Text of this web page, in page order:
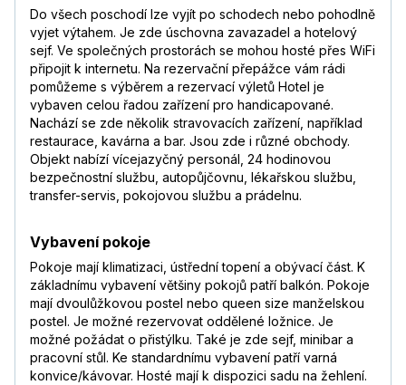
Do všech poschodí lze vyjít po schodech nebo pohodlně
vyjet výtahem. Je zde úschovna zavazadel a hotelový
sejf. Ve společných prostorách se mohou hosté přes WiFi
připojit k internetu. Na rezervační přepážce vám rádi
pomůžeme s výběrem a rezervací výletů Hotel je
vybaven celou řadou zařízení pro handicapované.
Nachází se zde několik stravovacích zařízení, například
restaurace, kavárna a bar. Jsou zde i různé obchody.
Objekt nabízí vícejazyčný personál, 24 hodinovou
bezpečnostní službu, autopůjčovnu, lékařskou službu,
transfer-servis, pokojovou službu a prádelnu.
Vybavení pokoje
Pokoje mají klimatizaci, ústřední topení a obývací část. K
základnímu vybavení většiny pokojů patří balkón. Pokoje
mají dvoulůžkovou postel nebo queen size manželskou
postel. Je možné rezervovat oddělené ložnice. Je
možné požádat o přistýlku. Také je zde sejf, minibar a
pracovní stůl. Ke standardnímu vybavení patří varná
konvice/kávovar. Hosté mají k dispozici sadu na žehlení.